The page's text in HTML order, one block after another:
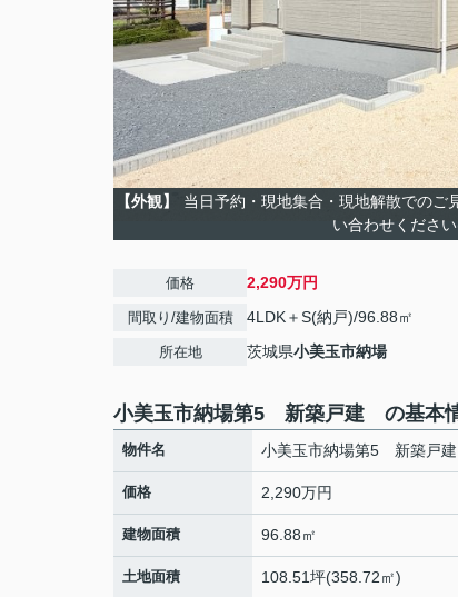
【外観】
当日予約・現地集合・現地解散でのご
い合わせくださ
価格 2,290万円
間取り/建物面積 4LDK＋S(納戸)/96.88㎡
所在地 茨城県小美玉市納場
小美玉市納場第5 新築戸建 の基本
物件名 小美玉市納場第5 新築戸
価格 2,290万円
建物面積 96.88㎡
土地面積 108.51坪(358.72㎡)